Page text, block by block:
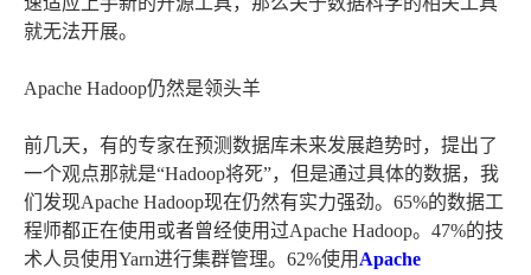
就无法开展。
Apache Hadoop仍然是领头羊
前几天，有的专家在预测数据库未来发展趋势时，提出了
一个观点那就是“Hadoop将死”，但是通过具体的数据，我
们发现Apache Hadoop现在仍然有实力强劲。65%的数据工
程师都正在使用或者曾经使用过Apache Hadoop。47%的技
术人员使用Yarn进行集群管理。62%使用 Apache